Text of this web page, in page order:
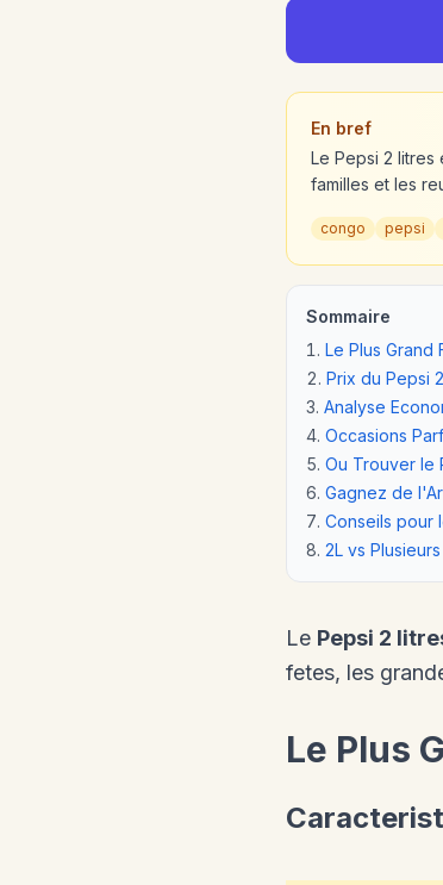
En bref
Le Pepsi 2 litres
familles et les
congo pepsi
Sommaire
Le Plus Grand
Prix du Pepsi
Analyse
Occasions
Ou Trouver le
Gagnez de
Conseils pour
2L vs
Le Pepsi 2
fetes, les
Le Plus